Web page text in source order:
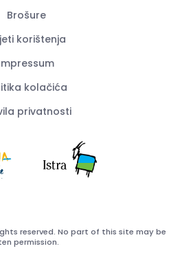
Brošure
korištenja
kolačića
privatnosti
reserved. No part of this site may be
permission.